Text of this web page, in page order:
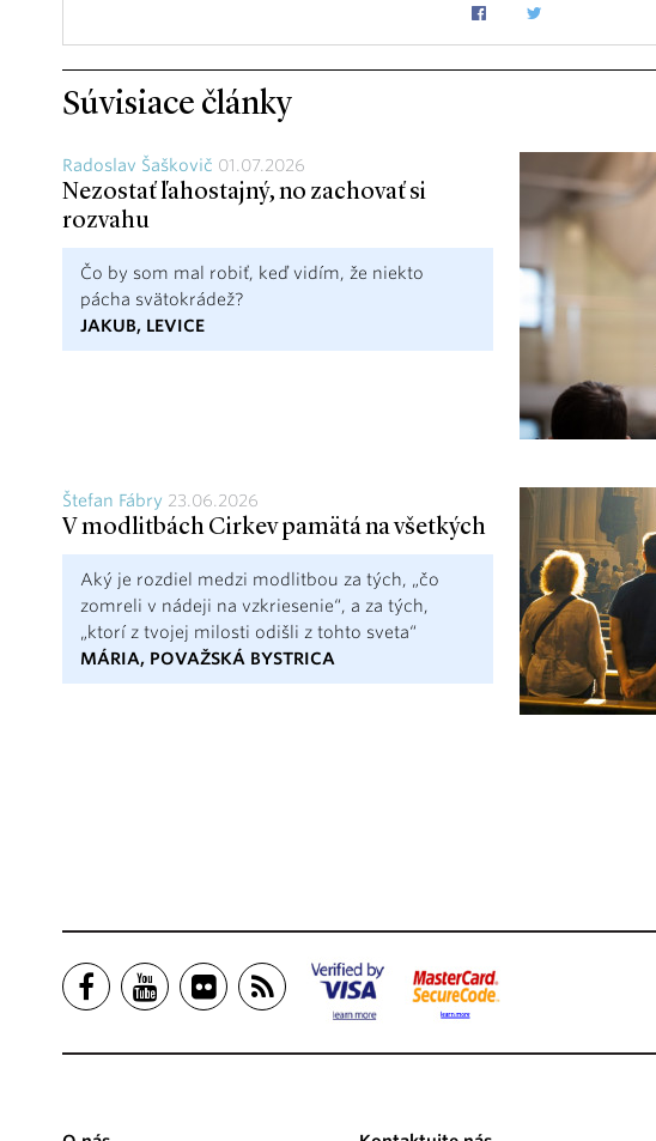
Súvisiace články
Radoslav Šaškovič 01.07.2026
Nezostať ľahostajný, no zachovať si
rozvahu
Čo by som mal robiť, keď vidím, že niekto
pácha svätokrádež?
JAKUB, LEVICE
Štefan Fábry 23.06.2026
V modlitbách Cirkev pamätá na všetkých
Aký je rozdiel medzi modlitbou za tých, „čo
zomreli v nádeji na vzkriesenie“, a za tých,
„ktorí z tvojej milosti odišli z tohto sveta“
MÁRIA, POVAŽSKÁ BYSTRICA